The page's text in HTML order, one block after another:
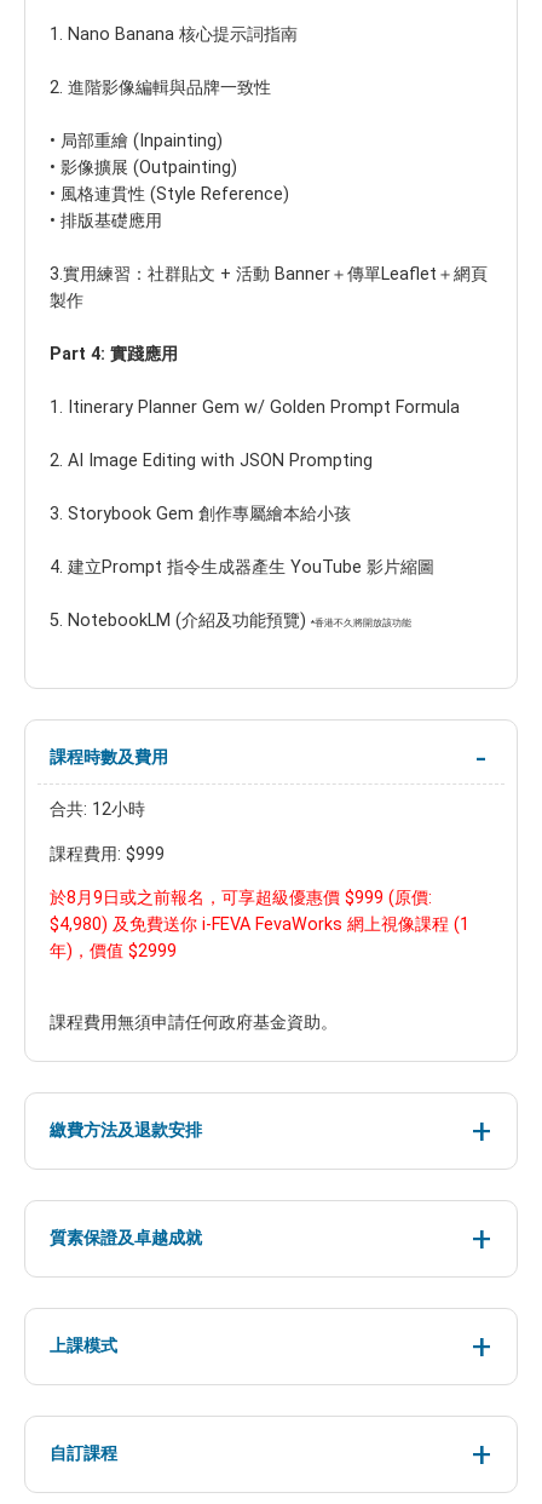
1. Nano Banana 核心提示詞指南
2. 進階影像編輯與品牌一致性
• 局部重繪 (Inpainting)
• 影像擴展 (Outpainting)
• 風格連貫性 (Style Reference)
• 排版基礎應用
3.實用練習：社群貼文 + 活動 Banner＋傳單Leaflet＋網頁
製作
Part 4: 實踐應用
1. Itinerary Planner Gem w/ Golden Prompt Formula
2. AI Image Editing with JSON Prompting
3. Storybook Gem 創作專屬繪本給小孩
4. 建立Prompt 指令生成器產生 YouTube 影片縮圖
5. NotebookLM (介紹及功能預覽) *香港不久將開放該功能
課程時數及費用
合共: 12小時
課程費用: $999
於8月9日或之前報名，可享超級優惠價 $999 (原價:
$4,980) 及免費送你 i-FEVA FevaWorks 網上視像課程 (1
年)，價值 $2999
課程費用無須申請任何政府基金資助。
繳費方法及退款安排
質素保證及卓越成就
上課模式
自訂課程